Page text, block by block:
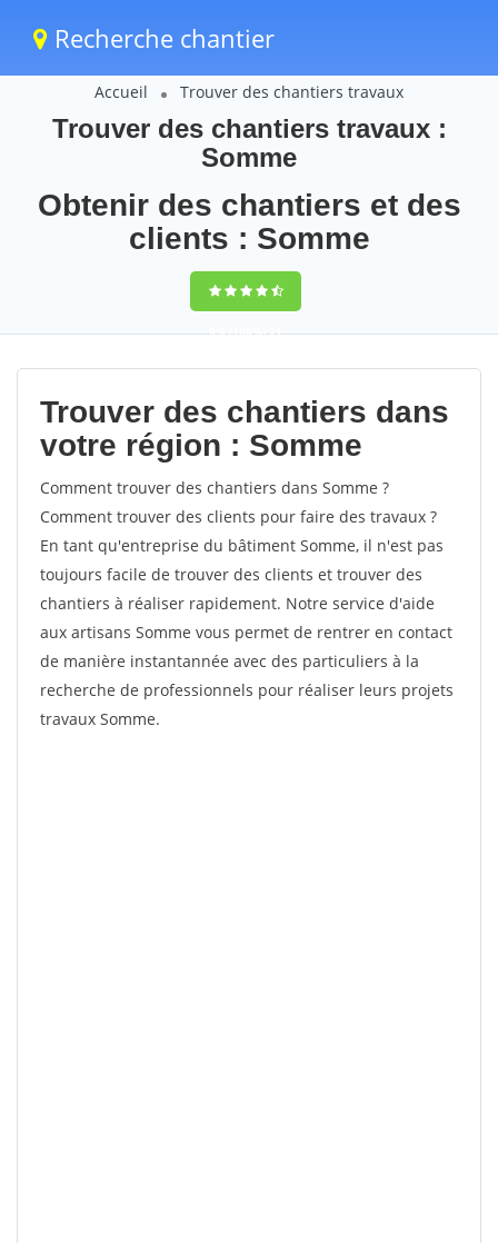
Recherche chantier
Accueil Trouver des chantiers travaux
Trouver des chantiers travaux :
Somme
Obtenir des chantiers et des
clients : Somme
9,5(100%)71
votes
Trouver des chantiers dans
votre région : Somme
Comment trouver des chantiers dans Somme ?
Comment trouver des clients pour faire des travaux ?
En tant qu'entreprise du bâtiment Somme, il n'est pas
toujours facile de trouver des clients et trouver des
chantiers à réaliser rapidement. Notre service d'aide
aux artisans Somme vous permet de rentrer en contact
de manière instantannée avec des particuliers à la
recherche de professionnels pour réaliser leurs projets
travaux Somme.